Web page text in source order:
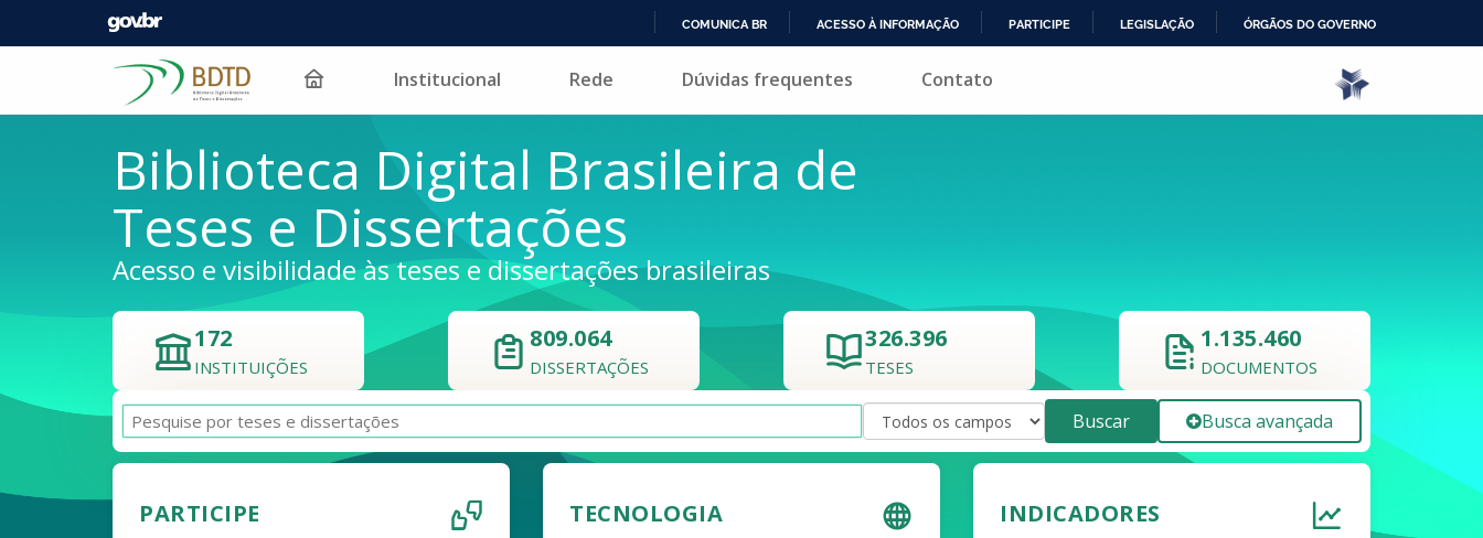
PARA
COMUNICA BR ACESSO À INFORMAÇÃO PARTICIPE LEGISLAÇÃO ÓRGÃOS DO GOVERNO
Pular para o conteúdo Institucional Rede Dúvidas frequentes Contato
Biblioteca Digital Brasileira de
Teses e Dissertações
Acesso e visibilidade às teses e dissertações brasileiras
172
INSTITUIÇÕES
809.064
DISSERTAÇÕES
326.396
TESES
1.135.460
DOCUMENTOS
Buscar Busca avançada
PARTICIPE TECNOLOGIA INDICADORES